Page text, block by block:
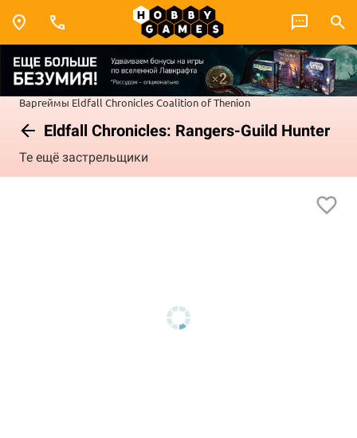
Варгеймы Eldfall ChroniclesCoalition of Thenion
Eldfall Chronicles: Rangers-Guild Hunter
Те ещё застрельщики